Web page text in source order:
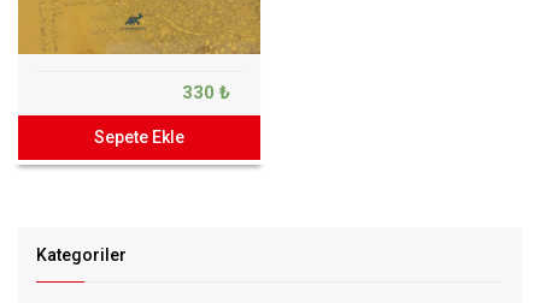
Kategoriler
330 ₺
Sepete Ekle